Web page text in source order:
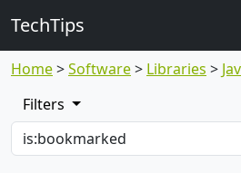
TechTips
Home Software Libraries
Filters